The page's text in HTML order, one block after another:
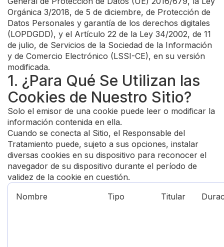
Orgánica 3/2018, de 5 de diciembre, de Protección de
Datos Personales y garantía de los derechos digitales
(LOPDGDD), y el Artículo 22 de la Ley 34/2002, de 11
de julio, de Servicios de la Sociedad de la Información
y de Comercio Electrónico (LSSI-CE), en su versión
modificada.
1. ¿Para Qué Se Utilizan las
Cookies de Nuestro Sitio?
Solo el emisor de una cookie puede leer o modificar la
información contenida en ella.
Cuando se conecta al Sitio, el Responsable del
Tratamiento puede, sujeto a sus opciones, instalar
diversas cookies en su dispositivo para reconocer el
navegador de su dispositivo durante el período de
validez de la cookie en cuestión.
Nombre
Tipo Titular